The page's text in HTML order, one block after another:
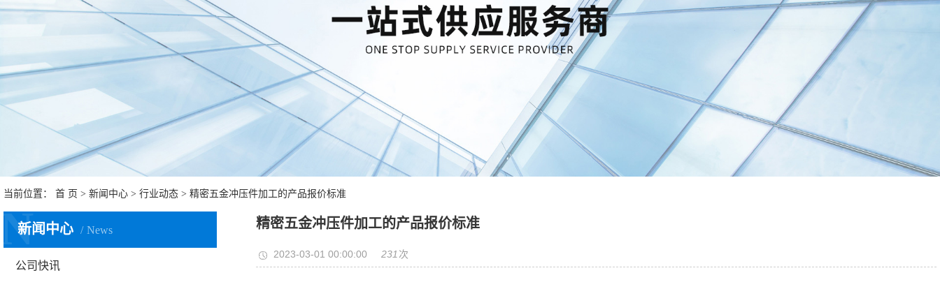
当前位置： 首 页 > 新闻中心 > 行业动态 > 精密五金冲压件加工的产品报价标准
新闻中心 News
N
公司快讯
精密五金冲压件加工的产品报价标准
2023-03-01 00:00:00 231 次